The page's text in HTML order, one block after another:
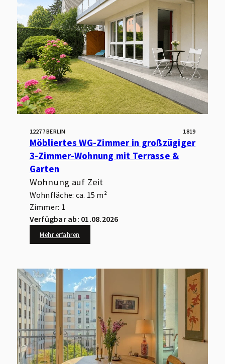
12277 BERLIN 1819
Möbliertes WG-Zimmer in großzügiger
3-Zimmer-Wohnung mit Terrasse &
Garten
Wohnung auf Zeit
Wohnfläche: ca. 15 m²
Zimmer: 1
Verfügbar ab: 01.08.2026
Mehr erfahren